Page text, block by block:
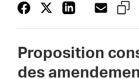
Proposition
des